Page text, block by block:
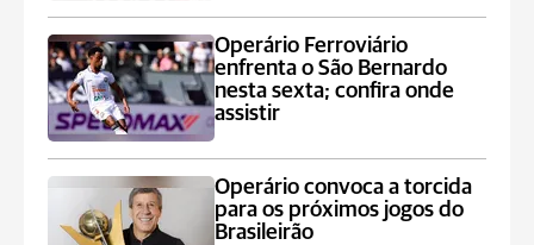
Operário Ferroviário
enfrenta o São Bernardo
nesta sexta; confira onde
assistir
Operário convoca a torcida
para os próximos jogos do
Brasileirão